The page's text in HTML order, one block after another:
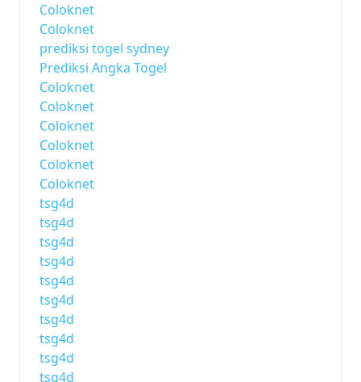
Coloknet
Coloknet
prediksi togel sydney
Prediksi Angka Togel
Coloknet
Coloknet
Coloknet
Coloknet
Coloknet
Coloknet
tsg4d
tsg4d
tsg4d
tsg4d
tsg4d
tsg4d
tsg4d
tsg4d
tsg4d
tsg4d